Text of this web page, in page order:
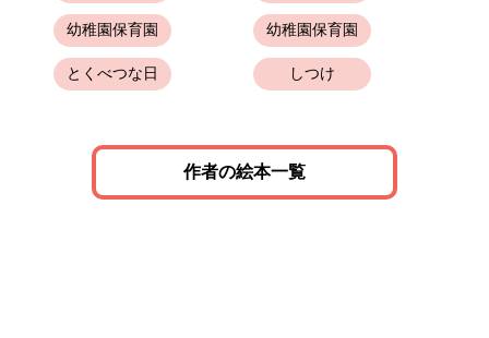
幼稚園保育園
とくべつな日
幼稚園保育園
しつけ
作者の絵本一覧